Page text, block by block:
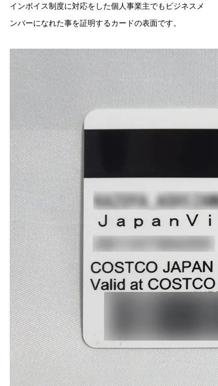
インボイス制度に対応をした個人事業主でもビジネスメ
ンバーになれた事を証明するカードの表面です。